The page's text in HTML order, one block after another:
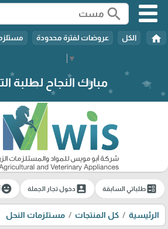
▼
search
home الكل عروضات لفترة محدودة
مبارك النجاح لطلبة
ballotطلباتي السابقة account_boxدخول تجار الجملة emoji_emotions
الرئيسية كل المنتجات مستلزمات النحل